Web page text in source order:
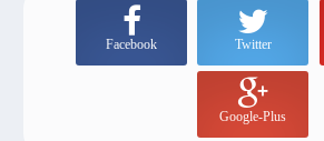
Twitter
Facebook
Google-Plus